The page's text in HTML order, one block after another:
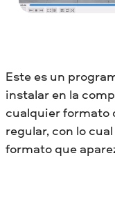
Este es un
instalar en la
cualquier formato
regular, con lo
formato que